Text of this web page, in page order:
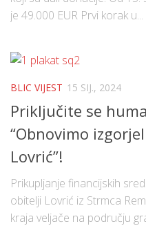
je 49.000 EUR Prvi korak u...
BLIC VIJEST 15 SIJ., 2024
Priključite se
“Obnovimo
Lovrić”!
Prikupljanje financijskih
obitelji Lovrić iz Strmca
kraja veljače na području